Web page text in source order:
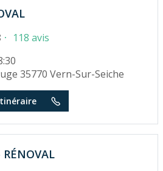
118 avis
35770 Vern-Sur-Seiche
RÉNOVAL